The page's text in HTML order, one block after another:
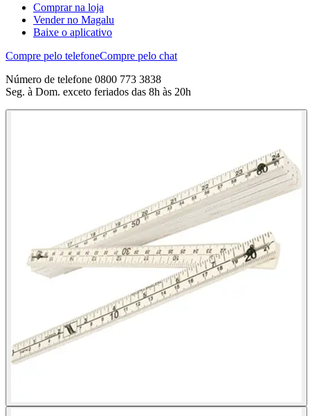
Comprar na loja
Vender no Magalu
Baixe o aplicativo
Compre pelo telefoneCompre pelo chat
Número de telefone 0800 773 3838
Seg. à Dom. exceto feriados das 8h às 20h